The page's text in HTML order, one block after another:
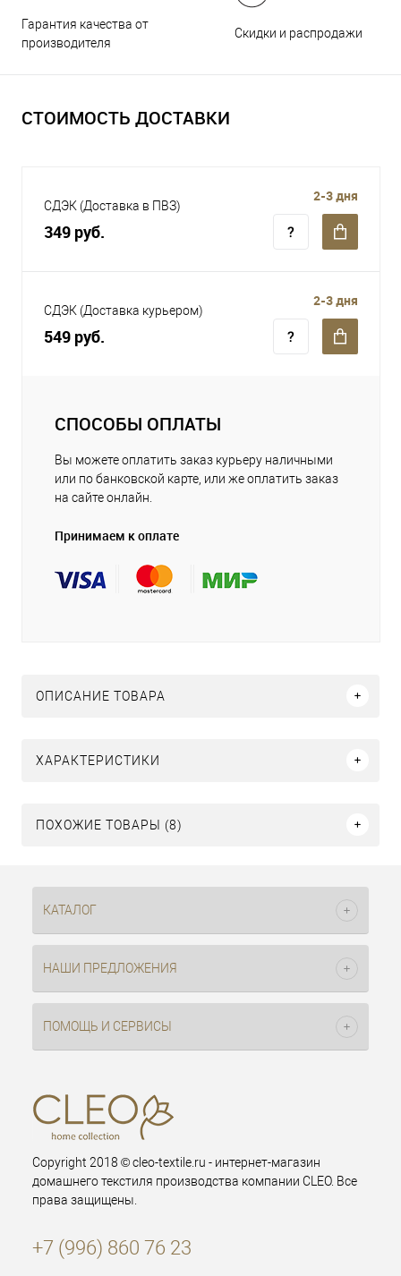
Гарантия качества от
производителя
Скидки и распродажи
СТОИМОСТЬ ДОСТАВКИ
СДЭК (Доставка в ПВЗ)
349 руб.
2-3 дня
СДЭК (Доставка курьером)
549 руб.
2-3 дня
СПОСОБЫ ОПЛАТЫ
Вы можете оплатить заказ курьеру наличными
или по банковской карте, или же оплатить заказ
на сайте онлайн.
Принимаем к оплате
ОПИСАНИЕ ТОВАРА
ХАРАКТЕРИСТИКИ
ПОХОЖИЕ ТОВАРЫ (8)
КАТАЛОГ
НАШИ ПРЕДЛОЖЕНИЯ
ПОМОЩЬ И СЕРВИСЫ
Copyright 2018 © cleo-textile.ru - интернет-магазин
домашнего текстиля производства компании CLEO. Все
права защищены.
+7 (996) 860 76 23